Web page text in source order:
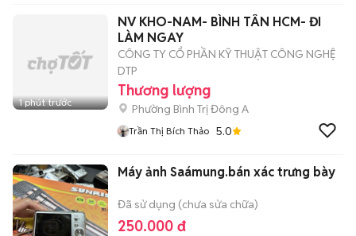
1 phút trước
NV KHO-NAM- BÌNH TÂN HCM- ĐI
LÀM NGAY
CÔNG TY CỔ PHẦN KỸ THUẬT CÔNG NGHỆ
DTP
Thương lượng
Phường Bình Trị Đông A
Trần Thị Bích Thảo 5.0
Máy ảnh Saámung.bán xác trưng bày
Đã sử dụng (chưa sửa chữa)
250.000 đ